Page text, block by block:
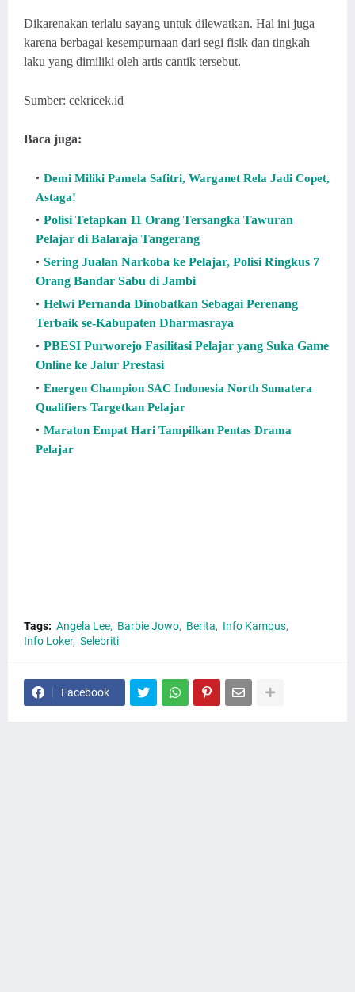
Dikarenakan terlalu sayang untuk dilewatkan. Hal ini juga
karena berbagai kesempurnaan dari segi fisik dan tingkah
laku yang dimiliki oleh artis cantik tersebut.
Sumber: cekricek.id
Baca juga:
Demi Miliki Pamela Safitri, Warganet Rela Jadi Copet,
Astaga!
Polisi Tetapkan 11 Orang Tersangka Tawuran
Pelajar di Balaraja Tangerang
Sering Jualan Narkoba ke Pelajar, Polisi Ringkus 7
Orang Bandar Sabu di Jambi
Helwi Pernanda Dinobatkan Sebagai Perenang
Terbaik se-Kabupaten Dharmasraya
PBESI Purworejo Fasilitasi Pelajar yang Suka Game
Online ke Jalur Prestasi
Energen Champion SAC Indonesia North Sumatera
Qualifiers Targetkan Pelajar
Maraton Empat Hari Tampilkan Pentas Drama
Pelajar
Tags: Angela Lee Barbie Jowo Berita
Info Kampus
Info Loker Selebriti
Facebook